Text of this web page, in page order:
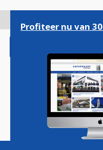
gaan
Magazine
Profiteer nu van